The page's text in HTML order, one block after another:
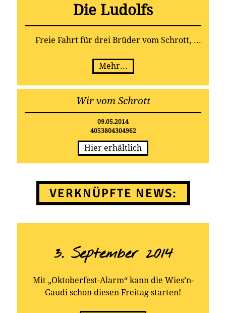
Die Ludolfs
Freie Fahrt für drei Brüder vom Schrott,
Mehr...
Wir vom Schrott
09.05.2014
4053804304962
Hier erhältlich
VERKNÜPFTE NEWS:
3. September 2014
Mit „Oktoberfest-Alarm“ kann die Wies’n-
Gaudi schon diesen Freitag starten!